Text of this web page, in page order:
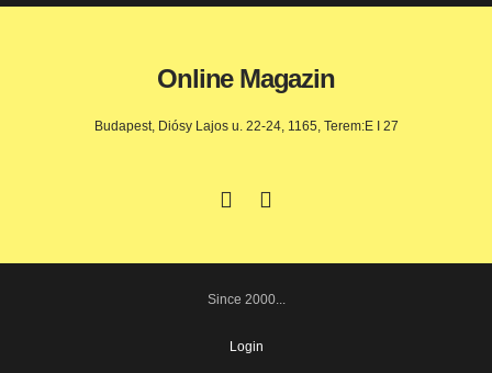
Online Magazin
Budapest, Diósy Lajos u. 22-24, 1165, Terem:E I 27
Since 2000...
Login